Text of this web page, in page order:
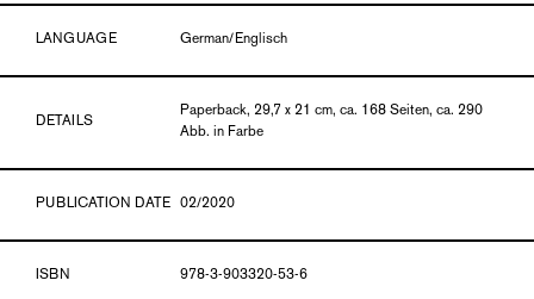
LANGUAGE German/Englisch
DETAILS
Paperback, 29,7 x 21 cm, ca. 168 Seiten, ca. 290
Abb. in Farbe
PUBLICATION DATE 02/2020
ISBN 978-3-903320-53-6